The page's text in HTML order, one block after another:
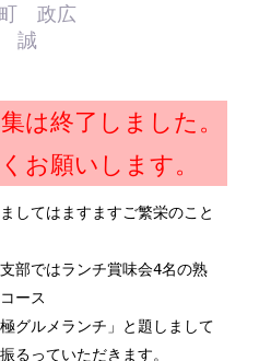
政広
誠
は終了しました。
お願いします。
してはますますご繁栄のこと
部ではランチ賞味会4名の熟
ース
グルメランチ」と題しまして
るっていただきます。